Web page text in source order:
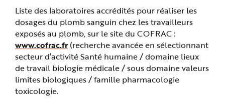
Liste des laboratoires accrédités pour réaliser les
dosages du plomb sanguin chez les travailleurs
exposés au plomb, sur le site du COFRAC :
www.cofrac.fr(recherche avancée en sélectionnant
secteur d’activité Santé humaine / domaine lieux
de travail biologie médicale / sous domaine valeurs
limites biologiques / famille pharmacologie
toxicologie.